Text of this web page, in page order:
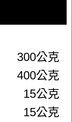
300公克
400公克
15公克
15公克